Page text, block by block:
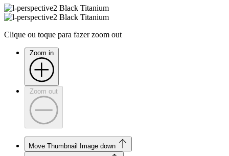
Clique ou toque para fazer zoom out
Zoom in
Zoom out
Move Thumbnail Image down